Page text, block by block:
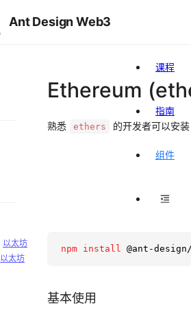
Ant Design Web3
课程
指南
组件
以太坊
以太坊
Ethereum
熟悉 ethers 的开发者可以安
npm install @ant-
基本使用